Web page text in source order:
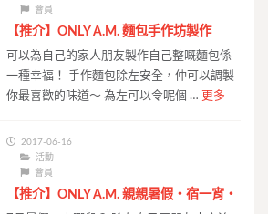
會員
【推介】ONLY A.M. 麵包手作坊製作
可以為自己的家人朋友製作自己整嘅麵包係
一種幸福！ 手作麵包除左安全，仲可以調製
你最喜歡的味道～ 為左可以令呢個 … 更多
2017-06-16
活動
會員
【推介】ONLY A.M. 親親暑假・宿一宵・